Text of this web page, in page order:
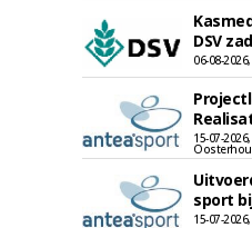
DSV
06-08-
15-07-
sport
15-07-